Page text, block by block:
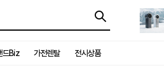
드Biz 가전렌탈 전시상품